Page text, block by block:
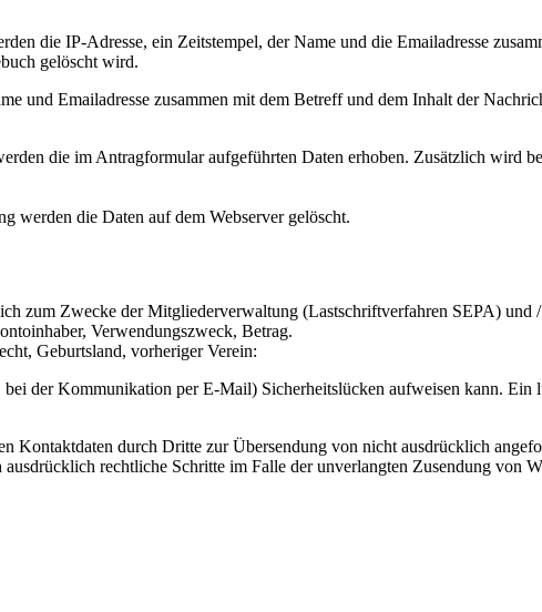
die IP-Adresse, ein Zeitstempel, der Name und die Emailadresse
gelöscht wird.
und Emailadresse zusammen mit dem Betreff und dem Inhalt der
die im Antragformular aufgeführten Daten erhoben. Zusätzlich wird
werden die Daten auf dem Webserver gelöscht.
zum Zwecke der Mitgliederverwaltung (Lastschriftverfahren SEPA) und
Verwendungszweck, Betrag.
Geburtsland, vorheriger Verein:
der Kommunikation per E-Mail) Sicherheitslücken aufweisen kann.
Kontaktdaten durch Dritte zur Übersendung von nicht ausdrücklich
rechtliche Schritte im Falle der unverlangten Zusendung von